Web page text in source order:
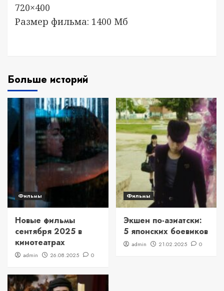
720×400
Размер фильма: 1400 Мб
Больше историй
Фильмы
Новые фильмы
сентября 2025 в
кинотеатрах
admin 26.08.2025 0
Фильмы
Экшен по-азиатски:
5 японских боевиков
admin 21.02.2025 0